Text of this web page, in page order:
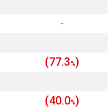
-
(77.3%)
(40.0%)